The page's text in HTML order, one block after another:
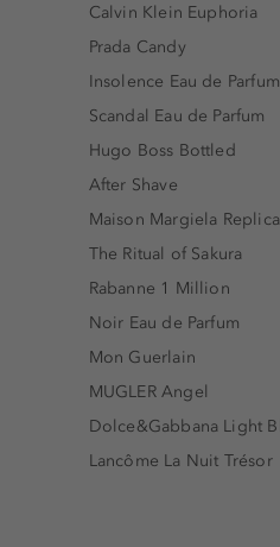
Calvin Klein Euphoria
Prada Candy
Insolence Eau de Parfum
Scandal Eau de Parfum
Hugo Boss Bottled
After Shave
Maison Margiela Replica
The Ritual of Sakura
Rabanne 1 Million
Noir Eau de Parfum
Mon Guerlain
MUGLER Angel
Dolce&Gabbana Light
Lancôme La Nuit Trésor